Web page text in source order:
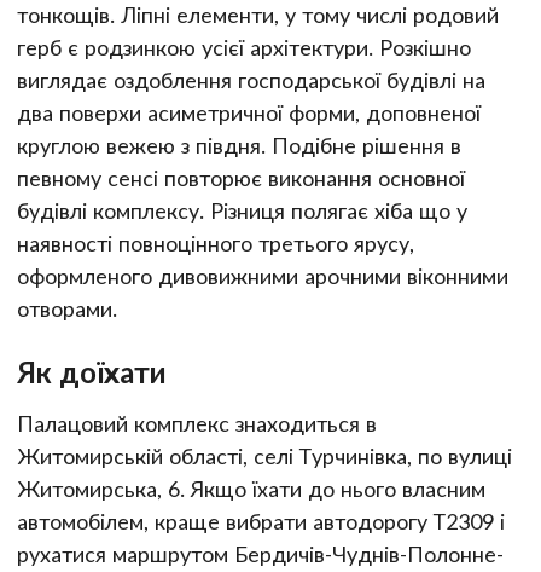
тонкощів. Ліпні елементи, у тому числі родовий
герб є родзинкою усієї архітектури. Розкішно
виглядає оздоблення господарської будівлі на
два поверхи асиметричної форми, доповненої
круглою вежею з півдня. Подібне рішення в
певному сенсі повторює виконання основної
будівлі комплексу. Різниця полягає хіба що у
наявності повноцінного третього ярусу,
оформленого дивовижними арочними віконними
отворами.
Як доїхати
Палацовий комплекс знаходиться в
Житомирській області, селі Турчинівка, по вулиці
Житомирська, 6. Якщо їхати до нього власним
автомобілем, краще вибрати автодорогу Т2309 і
рухатися маршрутом Бердичів-Чуднів-Полонне-